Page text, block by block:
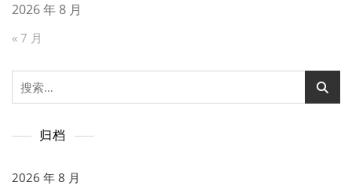
2026 年 8 月
« 7 月
搜
索：
归档
2026 年 8 月